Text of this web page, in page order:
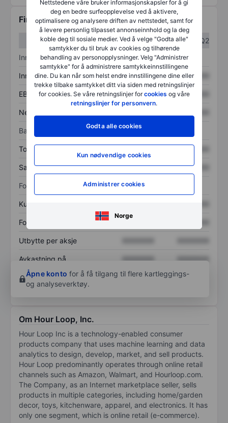
Nettstedene våre bruker informasjonskapsler for å gi
deg en bedre surfeopplevelse ved å aktivere,
optimalisere og analysere driften av nettstedet, samt for
å levere personlig tilpasset annonseinnhold og la deg
koble deg til sosiale medier. Ved å velge "Godta alle"
samtykker du til bruk av cookies og tilhørende
behandling av personopplysninger. Velg "Administrer
samtykke" for å administrere samtykkeinnstillingene
dine. Du kan når som helst endre innstillingene dine eller
trekke tilbake samtykket ditt via siden med retningslinjer
for cookies. Se våre retningslinjer forcookies og våre
retningslinjer for personvern.
Godta alle cookies
Kun nødvendige cookies
Administrer cookies
Norge
Finansiell informasjon
Q1
Q2
Inntektsoversikt
Inntekter XXXXXXX XXXXXXX
EBITDA XXXXXXX XXXXXXX
Nettoinntekt
Balanse
Totale eiendeler XXXXXXX
Samlet gjeld XXXXXXX XXXXXXX
Forholdstall
Kurs/salg
Fortjeneste per aksje XXXXXXX
Utbytte per aksje
Avkastning på
egenkapital
XXXXXXX
XXXXXXX
Åpne konto for å få tilgang til flere kartleggings-
og analyseverktøy.
Om Hour Loop, Inc.
Hour Loop Inc is a technology-enabled consumer
products company that uses machine learning and data
analytics to design, develop, market, and sell products.
Hour Loop predominantly operates through online retail
channels such as Amazon, Walmart, and Hourloop.com.
The Company, as an Internet marketplace seller, sells
products in multiple categories, including home/garden
decor, toys, kitchenware, apparel, and electronics. It has
only one segment, which is online retail (e-commerce).